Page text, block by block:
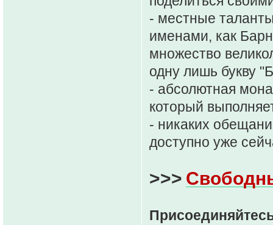
- местные
именами, как
множество
одну лишь букву
- абсолютная
который
- никаких
доступно уже
>>>